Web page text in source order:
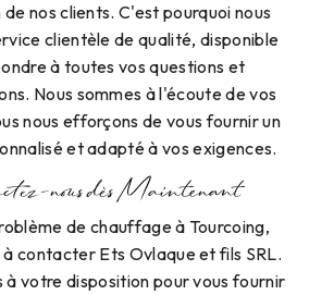
nos clients. C'est pourquoi nous
clientèle de qualité, disponible
à toutes vos questions et
Nous sommes à l'écoute de vos
nous efforçons de vous fournir un
et adapté à vos exigences.
nous dès Maintenant
de chauffage à Tourcoing,
contacter Ets Ovlaque et fils SRL.
à votre disposition pour vous fournir